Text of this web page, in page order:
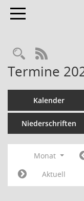
Toggle navigation
RSS-
Termine
Kalender
Niederschriften
Monat
Aktuell